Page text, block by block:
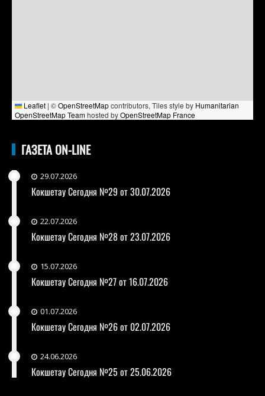
Leaflet | ©OpenStreetMapcontributors, Tiles style by Humanitarian
OpenStreetMap Teamhosted byOpenStreetMap France
ГАЗЕТА ON-LINE
29.07.2026
Кокшетау Сегодня №29 от 30.07.2026
22.07.2026
Кокшетау Сегодня №28 от 23.07.2026
15.07.2026
Кокшетау Сегодня №27 от 16.07.2026
01.07.2026
Кокшетау Сегодня №26 от 02.07.2026
24.06.2026
Кокшетау Сегодня №25 от 25.06.2026